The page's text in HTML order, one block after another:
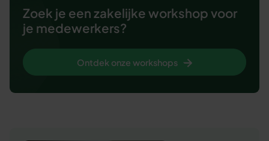
Zoek je een zakelijke workshop voor
je medewerkers?
Ontdek onze workshops